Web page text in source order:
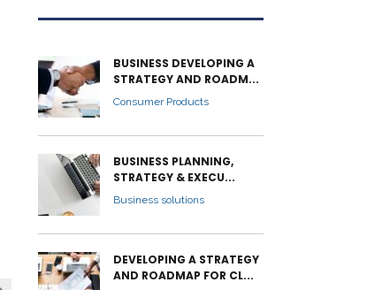
BUSINESS DEVELOPING A
STRATEGY AND ROADM...
Consumer Products
BUSINESS PLANNING,
STRATEGY & EXECU...
Business solutions
DEVELOPING A STRATEGY
AND ROADMAP FOR CL...